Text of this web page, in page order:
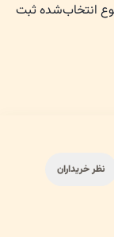
انتخاب‌شده ثبت
نظر خریداران